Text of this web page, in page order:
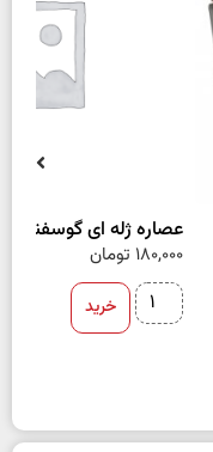
عصاره ژله ای گوسفند 200 گرم
180,000 تومان
خرید